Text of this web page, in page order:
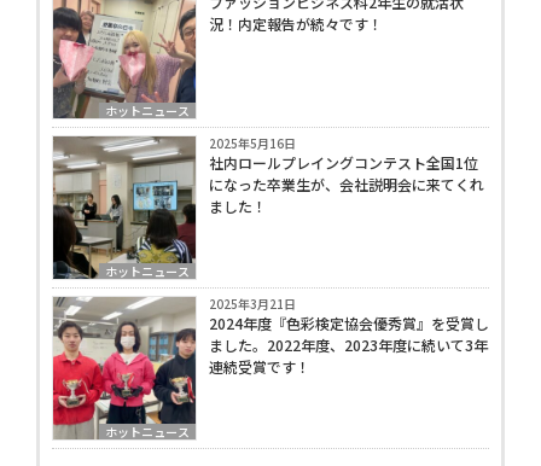
ホットニュース
況！内定報告が続々です！
ホットニュース
2025年5月16日
社内ロールプレイングコンテスト全国1位
になった卒業生が、会社説明会に来てくれ
ました！
ホットニュース
2025年3月21日
2024年度『色彩検定協会優秀賞』を受賞し
ました。2022年度、2023年度に続いて3年
連続受賞です！